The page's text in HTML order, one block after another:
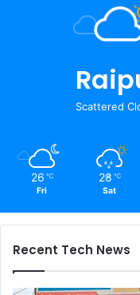
Scattered
26 ℃
Fri
28 ℃
Sat
Recent Tech News